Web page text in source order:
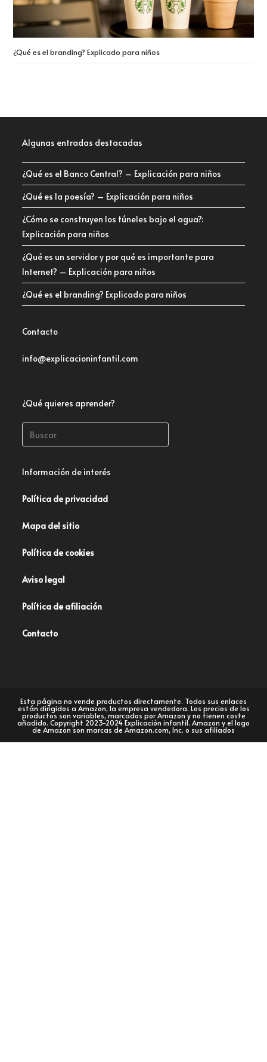
¿Qué es el branding? Explicado para niños
Algunas entradas destacadas
¿Qué es el Banco Central? – Explicación para niños
¿Qué es la poesía? – Explicación para niños
¿Cómo se construyen los túneles bajo el agua?:
Explicación para niños
¿Qué es un servidor y por qué es importante para
Internet? – Explicación para niños
¿Qué es el branding? Explicado para niños
Contacto
info@explicacioninfantil.com
¿Qué quieres aprender?
Información de interés
Política de privacidad
Mapa del sitio
Política de cookies
Aviso legal
Política de afiliación
Contacto
Esta página no vende productos directamente. Todos sus enlaces
están dirigidos a Amazon, la empresa vendedora. Los precios de los
productos son variables, marcados por Amazon y no tienen coste
añadido. Copyright 2023-2024 Explicación infantil. Amazon y el logo
de Amazon son marcas de Amazon.com, Inc. o sus afiliados